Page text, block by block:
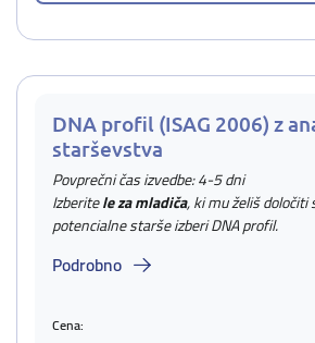
DNA profil (ISAG 2006) z
starševstva
Povprečni čas izvedbe: 4-5 dni
Izberitele za mladiča, ki mu želiš
potencialne starše izberi DNA profil.
Podrobno
Cena: